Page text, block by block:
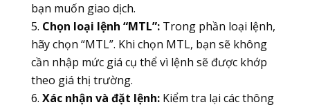
bạn muốn giao dịch.
Chọn loại lệnh “MTL”:Trong phần loại lệnh,
hãy chọn “MTL”. Khi chọn MTL, bạn sẽ không
cần nhập mức giá cụ thể vì lệnh sẽ được khớp
theo giá thị trường.
Xác nhận và đặt lệnh:Kiểm tra lại các thông